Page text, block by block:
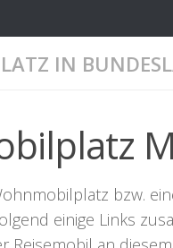
IN
bzw.
einige Links